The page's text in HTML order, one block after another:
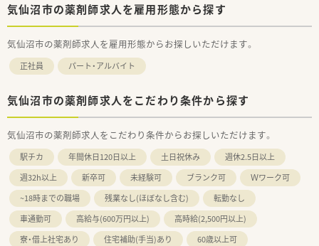
気仙沼市の薬剤師求人を雇用形態から探す
気仙沼市の薬剤師求人を雇用形態からお探しいただけます。
正社員 パート・アルバイト
気仙沼市の薬剤師求人をこだわり条件から探す
気仙沼市の薬剤師求人をこだわり条件からお探しいただけます。
駅チカ 年間休日120日以上 土日祝休み
週休2.5日以上
週32h以上
新卒可 未経験可 ブランク可
Ｗワーク可
~18時までの職場
残業なし(ほぼなし含む)
転勤なし
車通勤可
高給与(600万円以上)
高時給(2,500円以上)
寮・借上社宅あり
住宅補助(手当)あり
60歳以上可